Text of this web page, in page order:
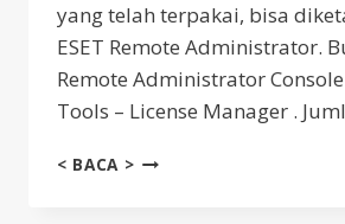
yang telah terpakai, bisa
ESET Remote Administrator.
Remote Administrator
Tools – License Manager .
< BACA >MENGETAHUI